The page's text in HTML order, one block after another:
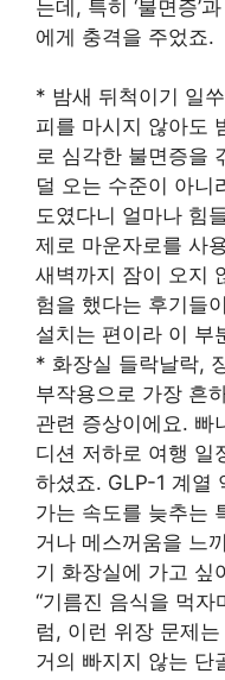
는데, 특히 ‘불면증’
에게 충격을 주었죠.
* 밤새 뒤척이기 일
피를 마시지 않아도
로 심각한 불면증을
덜 오는 수준이 아니
도였다니 얼마나 힘
제로 마운자로를 사
새벽까지 잠이 오지
험을 했다는 후기들
설치는 편이라 이 부
* 화장실 들락날락,
부작용으로 가장 흔
관련 증상이에요. 빠
디션 저하로 여행 일
하셨죠. GLP-1 계열
가는 속도를 늦추는
거나 메스꺼움을 느
기 화장실에 가고 싶
“기름진 음식을 먹자
럼, 이런 위장 문제
거의 빠지지 않는 단